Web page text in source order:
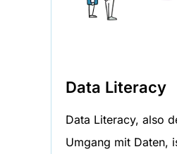
Data Literacy
Data Literacy, also
Umgang mit Daten,